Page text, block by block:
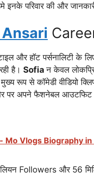
परिवार की और
और हॉट पर्सनालिटी के
है। Sofiaन केवल
मुख्य रूप से कॉमेडी वीडियो
पर अपने फैशनेबल आउटफिट
मे - Mo Vlogs Biography
Followers और 56